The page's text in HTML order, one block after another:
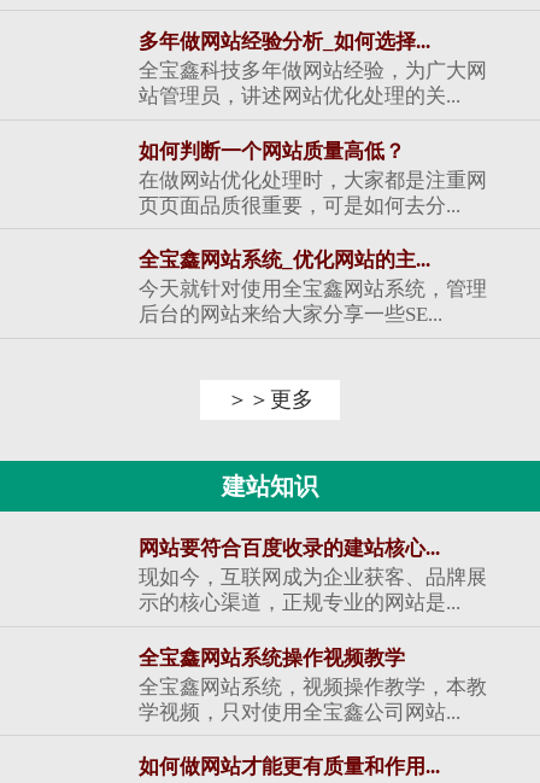
多年做网站经验分析_如何选择...
全宝鑫科技多年做网站经验，为广大网
站管理员，讲述网站优化处理的关...
如何判断一个网站质量高低？
在做网站优化处理时，大家都是注重网
页页面品质很重要，可是如何去分...
全宝鑫网站系统_优化网站的主...
今天就针对使用全宝鑫网站系统，管理
后台的网站来给大家分享一些SE...
＞＞更多
建站知识
网站要符合百度收录的建站核心...
现如今，互联网成为企业获客、品牌展
示的核心渠道，正规专业的网站是...
全宝鑫网站系统操作视频教学
全宝鑫网站系统，视频操作教学，本教
学视频，只对使用全宝鑫公司网站...
如何做网站才能更有质量和作用...